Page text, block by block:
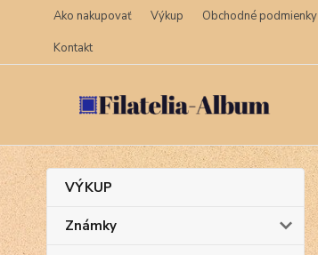
Ako nakupovať Výkup Obchodné podmienky
Kontakt
VÝKUP
Známky